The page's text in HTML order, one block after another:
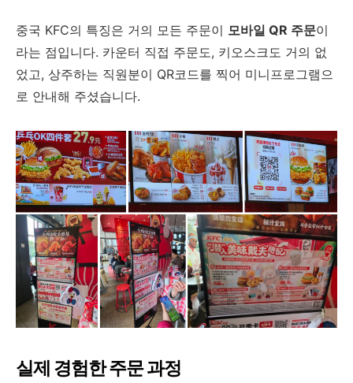
중국 KFC의 특징은 거의 모든 주문이 모바일 QR 주문이
라는 점입니다. 카운터 직접 주문도, 키오스크도 거의 없
었고, 상주하는 직원분이 QR코드를 찍어 미니프로그램으
로 안내해 주셨습니다.
실제 경험한 주문 과정